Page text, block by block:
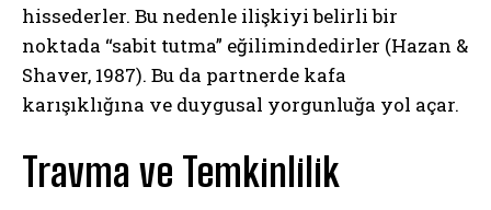
hissederler. Bu nedenle ilişkiyi belirli bir
noktada “sabit tutma” eğilimindedirler (Hazan &
Shaver, 1987). Bu da partnerde kafa
karışıklığına ve duygusal yorgunluğa yol açar.
Travma ve Temkinlilik